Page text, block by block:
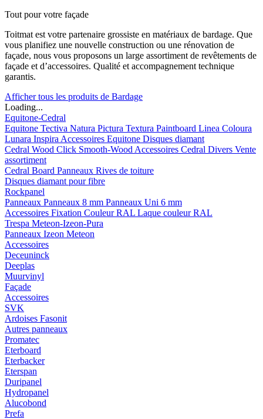
Tout pour votre façade
Toitmat est votre partenaire grossiste en matériaux de bardage. Que
vous planifiez une nouvelle construction ou une rénovation de
façade, nous vous proposons un large assortiment de revêtements de
façade et d’accessoires. Qualité et accompagnement technique
garantis.
Afficher tous les produits de Bardage
Loading...
Equitone-Cedral
Equitone Tectiva Natura Pictura Textura Paintboard Linea Coloura
Lunara Inspira Accessoires Equitone Disques diamant
Cedral Wood Click Smooth-Wood Accessoires Cedral Divers Vente
assortiment
Cedral Board Panneaux Rives de toiture
Disques diamant pour fibre
Rockpanel
Panneaux Panneaux 8 mm Panneaux Uni 6 mm
Accessoires Fixation Couleur RAL Laque couleur RAL
Trespa Meteon-Izeon-Pura
Panneaux Izeon Meteon
Accessoires
Deceuninck
Deeplas
Muurvinyl
Façade
Accessoires
SVK
Ardoises Fasonit
Autres panneaux
Promatec
Eterboard
Eterbacker
Eterspan
Duripanel
Hydropanel
Alucobond
Prefa